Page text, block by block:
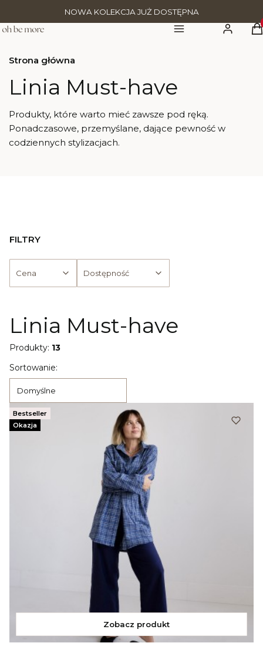
NOWA KOLEKCJA JUŻ DOSTĘPNA
Menu Zaloguj się
Strona główna
Linia Must-have
Produkty, które warto mieć zawsze pod ręką.
Ponadczasowe, przemyślane, dające pewność w
codziennych stylizacjach.
FILTRY
Cena Dostępność
Linia Must-have
Produkty: 13
Lista produktów
Sortowanie:
Domyślne
Okazja
Bestseller
Zobacz produkt